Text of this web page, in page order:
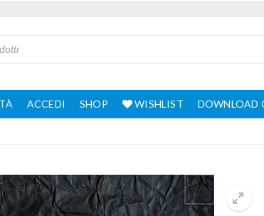
ACCEDI SHOP WISHLIST DOWNLOAD